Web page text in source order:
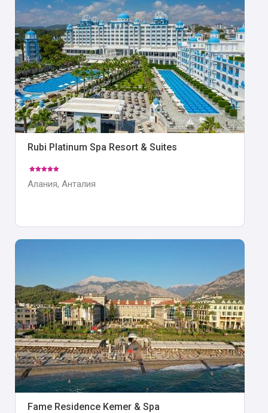
Rubi Platinum Spa Resort & Suites
Алания, Анталия
Fame Residence Kemer & Spa